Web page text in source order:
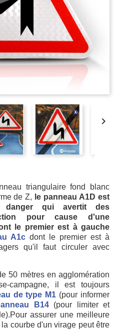

triangulaire fond blanc
de Z, le panneau A1D est
qui avertit des
pour cause d'une
le premier est à gauche
A1c dont le premier est à
qu'il faut circuler avec
50 mètres en agglomération
campagne, il est toujours
de type M1 (pour informer
B14
(pour limiter et
assurer une meilleure
courbe d'un virage peut être